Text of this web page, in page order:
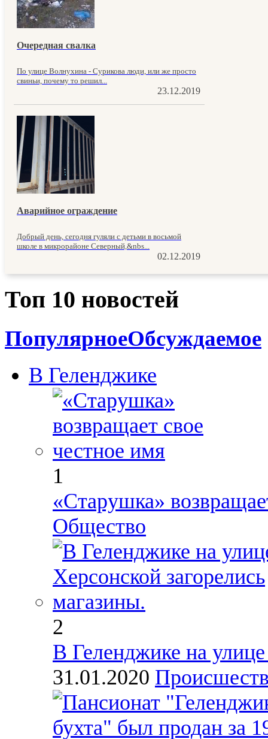
Очередная свалка
По улице Волнухина - Сурикова люди, или же просто
свиньи, почему то решил...
23.12.2019
Аварийное ограждение
Добрый день, сегодня гуляли с детьми в восьмой
школе в микрорайоне Северный,&nbs...
02.12.2019
Топ 10 новостей
ПопулярноеОбсуждаемое
В Геленджике
1
«Старушка»
Общество
2
В Геленджике на
31.01.2020